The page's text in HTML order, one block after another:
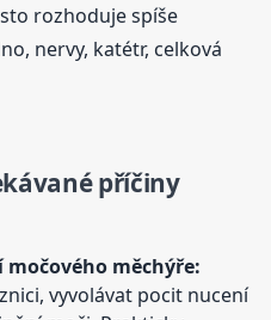
rozhoduje spíše
nervy, katétr, celková
příčiny
měchýře:
vyvolávat pocit nucení